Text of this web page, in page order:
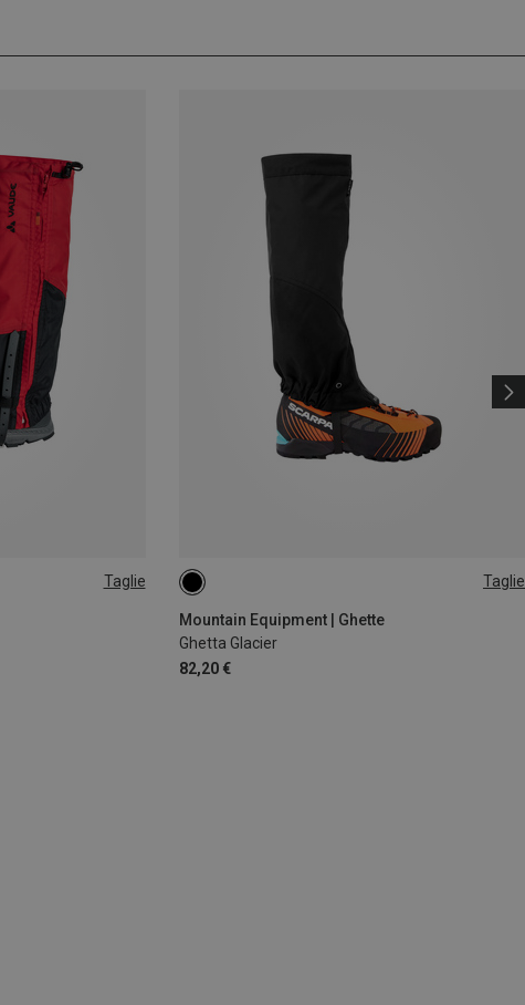
Taglie Taglie
Mountain Equipment | Ghette
Ghetta Glacier
82,20 €
L